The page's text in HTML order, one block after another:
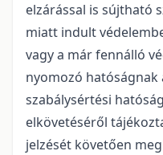
elzárással is sújtható
miatt indult
vagy a már fennálló
nyomozó hatóságnak
szabálysértési
elkövetéséről
jelzését követően